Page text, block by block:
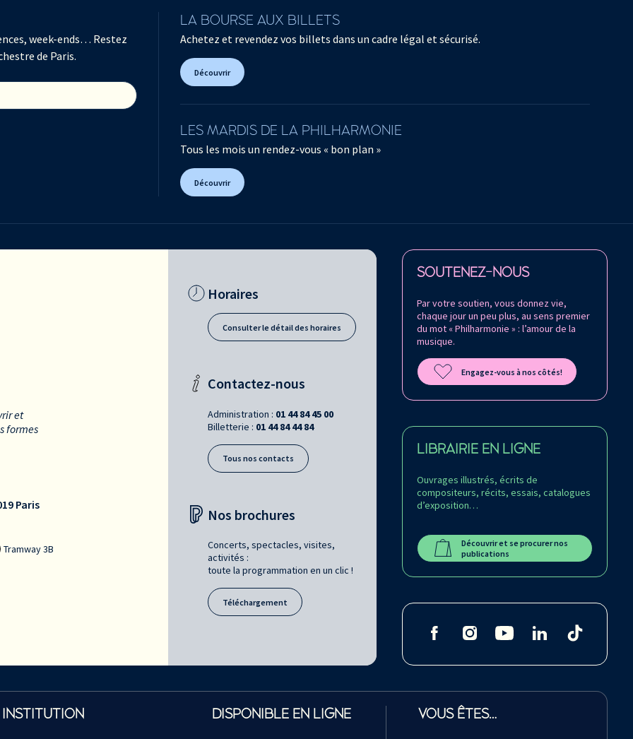
week-ends… Restez
de Paris.
LA BOURSE AUX BILLETS
Achetez et revendez vos billets dans un cadre légal et sécurisé.
Découvrir
LES MARDIS DE LA PHILHARMONIE
Tous les mois un rendez-vous « bon plan »
Découvrir
et
formes
Paris
Tramway 3B
Horaires
Consulter le détail des horaires
Contactez-nous
Administration : 01 44 84 45 00
Billetterie : 01 44 84 44 84
Tous nos contacts
Nos brochures
Concerts, spectacles, visites,
activités :
toute la programmation en un clic !
Téléchargement
SOUTENEZ-NOUS
Par votre soutien, vous donnez vie,
chaque jour un peu plus, au sens premier
du mot « Philharmonie » : l’amour de la
musique.
Engagez-vous à nos côtés!
LIBRAIRIE EN LIGNE
Ouvrages illustrés, écrits de
compositeurs, récits, essais, catalogues
d’exposition…
Découvrir et se procurer nos
publications
Retrouvez la Philharmonie de Paris sur
INSTITUTION DISPONIBLE EN LIGNE VOUS ÊTES…